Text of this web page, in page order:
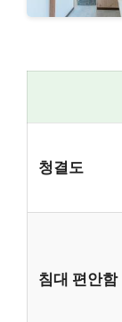
청결도
침대 편안함